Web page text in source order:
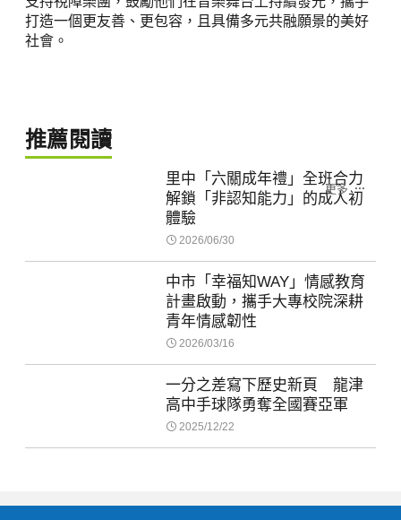
打造一個更友善、更包容，且具備多元共融願景的美好
社會。
推薦閱讀
更多
里中「六關成年禮」全班合力
解鎖「非認知能力」的成人初
體驗
2026/06/30
中市「幸福知WAY」情感教育
計畫啟動，攜手大專校院深耕
青年情感韌性
2026/03/16
一分之差寫下歷史新頁 龍津
高中手球隊勇奪全國賽亞軍
2025/12/22